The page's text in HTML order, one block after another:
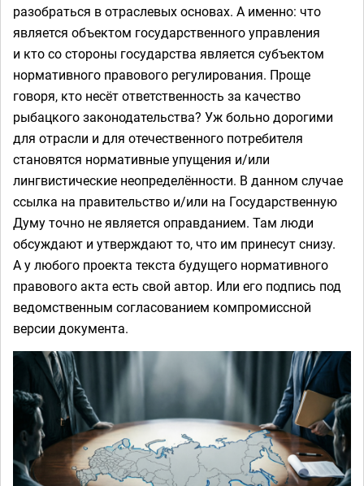
разобраться в отраслевых основах. А именно: что
является объектом государственного управления
и кто со стороны государства является субъектом
нормативного правового регулирования. Проще
говоря, кто несёт ответственность за качество
рыбацкого законодательства? Уж больно дорогими
для отрасли и для отечественного потребителя
становятся нормативные упущения и/или
лингвистические неопределённости. В данном случае
ссылка на правительство и/или на Государственную
Думу точно не является оправданием. Там люди
обсуждают и утверждают то, что им принесут снизу.
А у любого проекта текста будущего нормативного
правового акта есть свой автор. Или его подпись под
ведомственным согласованием компромиссной
версии документа.